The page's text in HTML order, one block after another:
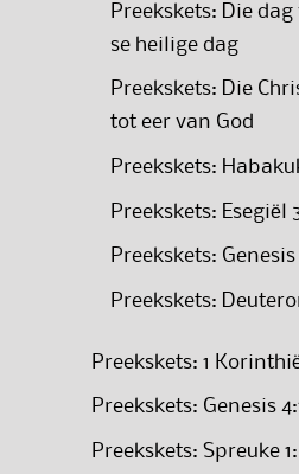
Preekskets: Die
se heilige dag
Preekskets: Die
tot eer van God
Preekskets:
Preekskets: Esegiël
Preekskets:
Preekskets:
Preekskets: 1
Preekskets: Genesis
Preekskets: Spreuke